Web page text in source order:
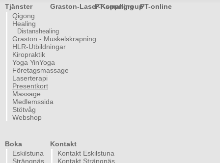
Tjänster
Qigong
Healing
Distanshealing
Graston - Muskelskrapning
HLR-Utbildningar
Kiropraktik
Yoga YinYoga
Företagsmassage
Laserterapi
Presentkort
Massage
Medlemssida
Stötvåg
Webshop
Graston-Laser-Koppning
PT-smallgroupPT-online
Boka
Eskilstuna
Strängnäs
Kontakt
Kontakt Eskilstuna
Kontakt Strängnäs